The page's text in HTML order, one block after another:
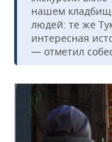
нашем
людей: те же
интересная
— отметил